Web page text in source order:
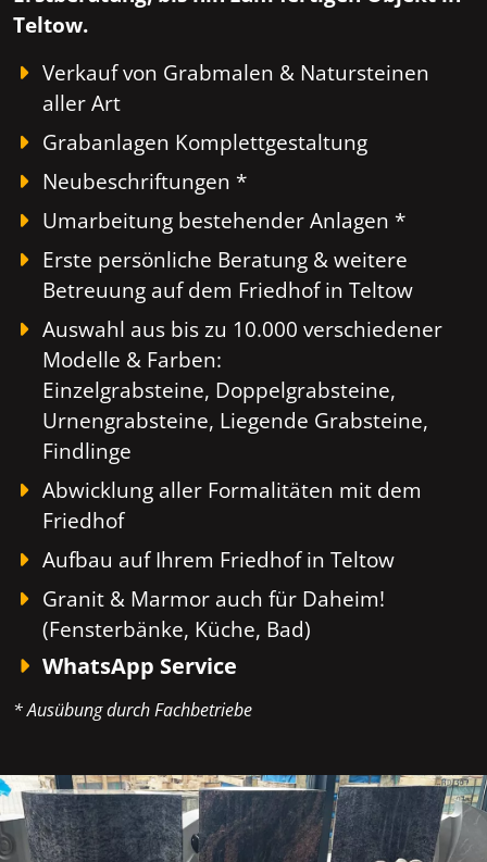
Teltow.
Verkauf von Grabmalen & Natursteinen
aller Art
Grabanlagen Komplettgestaltung
Neubeschriftungen *
Umarbeitung bestehender Anlagen *
Erste persönliche Beratung & weitere
Betreuung auf dem Friedhof in Teltow
Auswahl aus bis zu 10.000 verschiedener
Modelle & Farben:
Einzelgrabsteine, Doppelgrabsteine,
Urnengrabsteine, Liegende Grabsteine,
Findlinge
Abwicklung aller Formalitäten mit dem
Friedhof
Aufbau auf Ihrem Friedhof in Teltow
Granit & Marmor auch für Daheim!
(Fensterbänke, Küche, Bad)
WhatsApp Service
* Ausübung durch Fachbetriebe